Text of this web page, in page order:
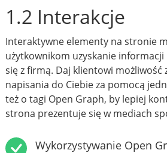
1.2 Interakcje
Interaktywne elementy na stronie
użytkownikom uzyskanie
się z firmą. Daj klientowi możliwość
napisania do Ciebie za pomocą
też o tagi Open Graph, by lepiej
strona prezentuje się w mediach
Wykorzystywanie Open